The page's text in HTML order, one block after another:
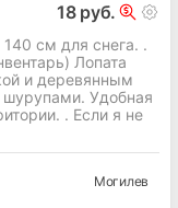
18 руб.
см для снега. .
Лопата
и деревянным
Удобная
. Если я не
Могилев